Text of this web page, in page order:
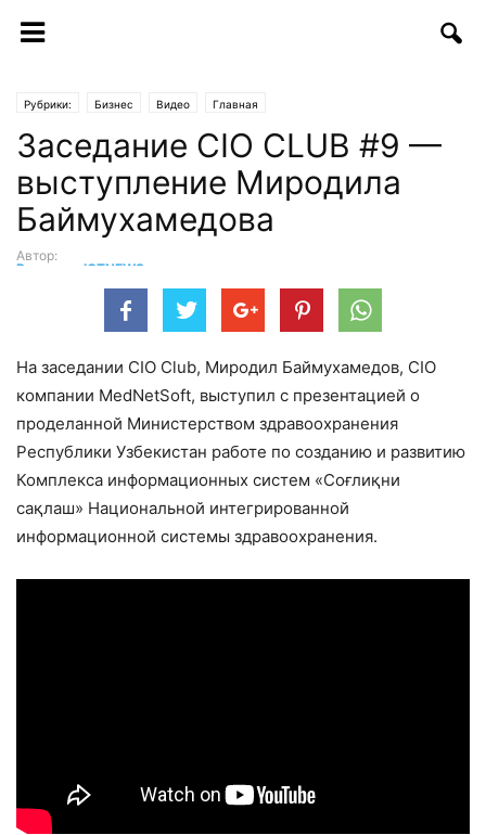
Рубрики: Бизнес Видео Главная
Заседание CIO CLUB #9 —
выступление Миродила
Баймухамедова
Автор:
Редакция ICTNEWS
На заседании CIO Club, Миродил Баймухамедов, CIO
компании MedNetSoft, выступил с презентацией о
проделанной Министерством здравоохранения
Республики Узбекистан работе по созданию и развитию
Комплекса информационных систем «Соғлиқни
сақлаш» Национальной интегрированной
информационной системы здравоохранения.